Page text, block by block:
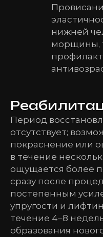
нижней
морщины,
Период
отсутствует;
покраснение или
в течение
ощущается более
сразу после
постепенным
упругости и
течение 4–8
образования